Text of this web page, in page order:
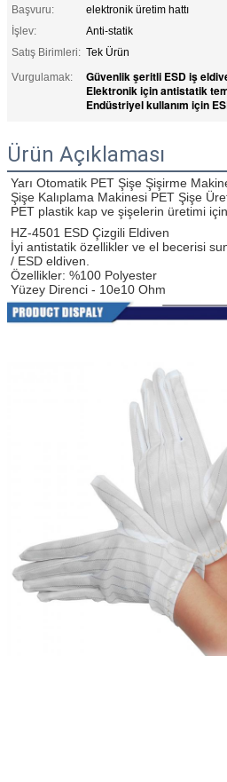
Başvuru:
elektronik üretim hattı
İşlev:
Anti-statik
Satış Birimleri: Tek Ürün
Vurgulamak:
Güvenlik şeritli ESD iş
Elektronik için antistatik
Endüstriyel kullanım için
Ürün Açıklaması
Yarı Otomatik PET Şişe Şişirme
Şişe Kalıplama Makinesi PET Şişe
PET plastik kap ve şişelerin üretimi
HZ-4501 ESD Çizgili Eldiven
İyi antistatik özellikler ve el becerisi
/ ESD eldiven.
Özellikler: %100 Polyester
Yüzey Direnci - 10e10 Ohm